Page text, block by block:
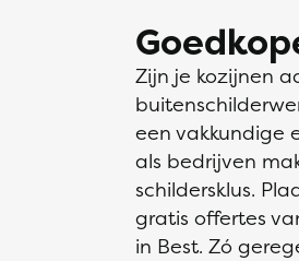
Zijn je kozijnen
een vakkundige
als bedrijven
schildersklus.
gratis offertes
in Best. Zó